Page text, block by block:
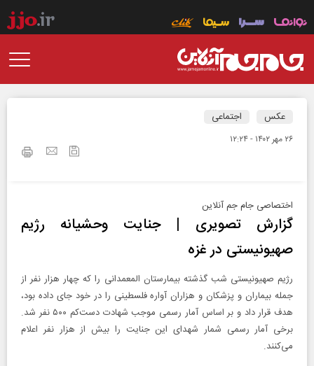
عکس اجتماعی
۲۶ مهر ۱۴۰۲ - ۱۲:۲۴
اختصاصی جام جم آنلاین
گزارش تصویری | جنایت وحشیانه رژیم
صهیونیستی در غزه
رژیم صهیونیستی شب گذشته بیمارستان المعمدانی را که چهار هزار نفر از
جمله بیماران و پزشکان و هزاران آواره فلسطینی را در خود جای داده بود،
هدف قرار داد و بر اساس آمار رسمی موجب شهادت دست‌کم ۵۰۰ نفر شد.
برخی آمار رسمی شمار شهدای این جنایت را بیش از هزار نفر اعلام
می‌کنند.